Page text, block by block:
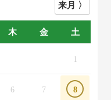
木 金 土
1
6 7 8